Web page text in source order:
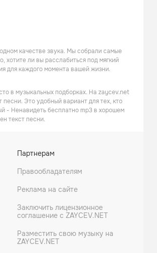
качестве звука. Мы собрали самые
хотите ли вы расслабиться под мягкий
для каждого момента вашей жизни.
в музыкальных подборках. На zaycev.net
Это удобный вариант для тех, кто
- Ненавидеть бесплатно mp3 в хорошем
текст песни.
Партнерам
Правообладателям
Реклама на сайте
Заключить лицензионное
соглашение с ZAYCEV.NET
Разместить свою музыку на
ZAYCEV.NET